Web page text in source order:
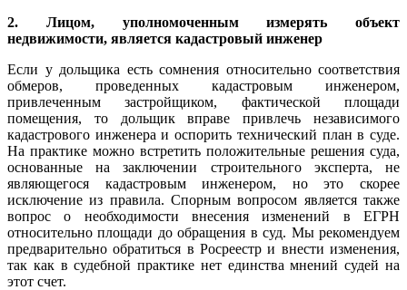
2. Лицом, уполномоченным измерять объект
недвижимости, является кадастровый инженер
Если у дольщика есть сомнения относительно соответствия
обмеров, проведенных кадастровым инженером,
привлеченным застройщиком, фактической площади
помещения, то дольщик вправе привлечь независимого
кадастрового инженера и оспорить технический план в суде.
На практике можно встретить положительные решения суда,
основанные на заключении строительного эксперта, не
являющегося кадастровым инженером, но это скорее
исключение из правила. Спорным вопросом является также
вопрос о необходимости внесения изменений в ЕГРН
относительно площади до обращения в суд. Мы рекомендуем
предварительно обратиться в Росреестр и внести изменения,
так как в судебной практике нет единства мнений судей на
этот счет.